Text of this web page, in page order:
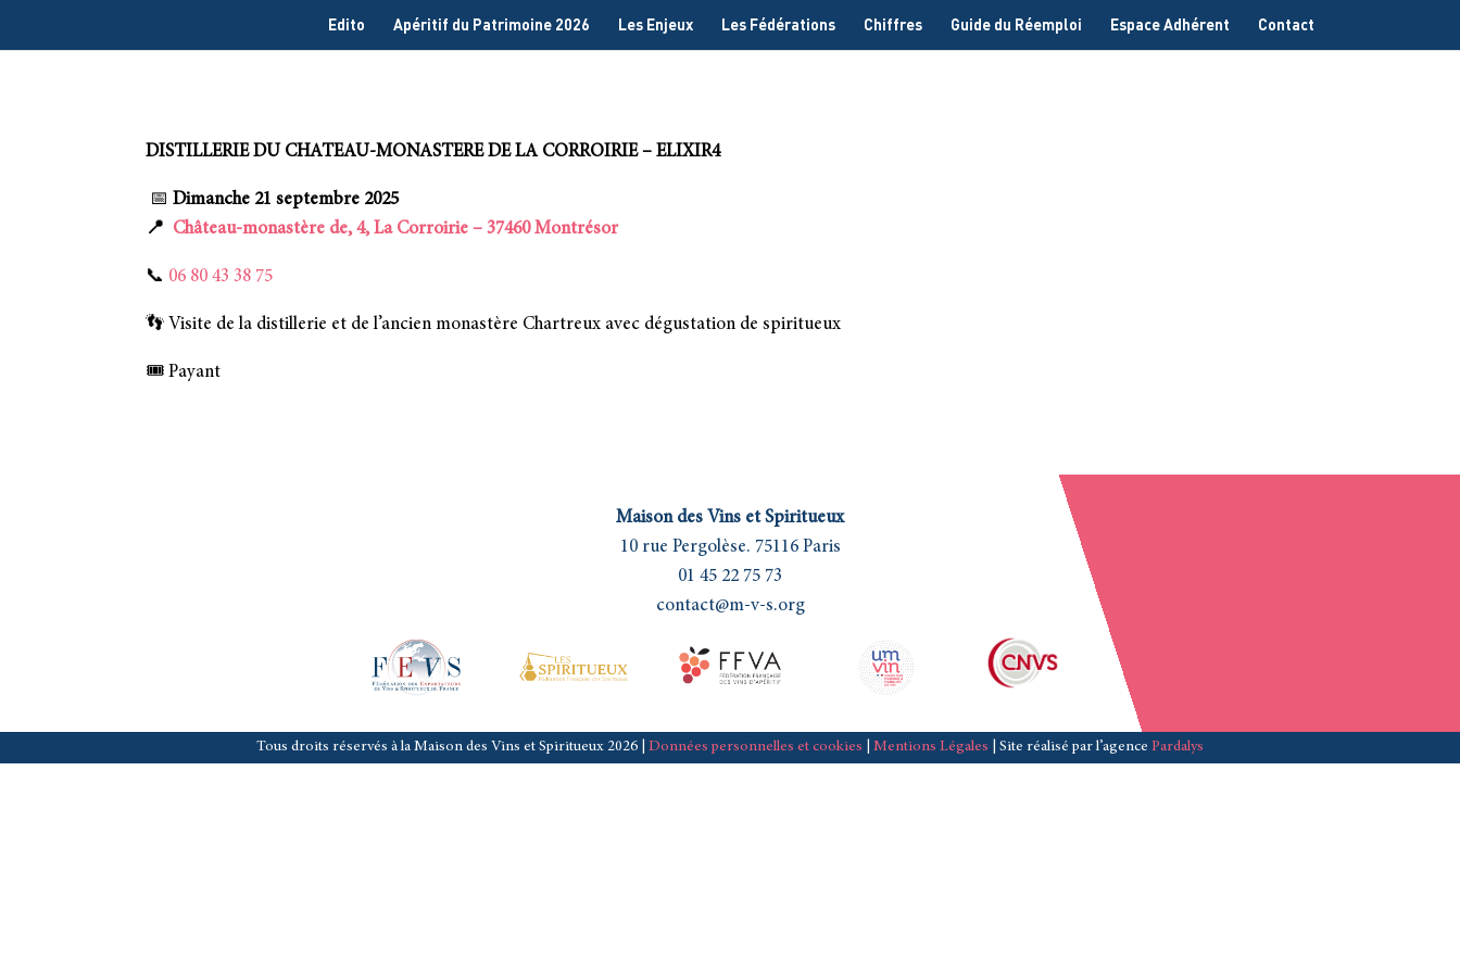
Edito Apéritif du Patrimoine 2026 Les Enjeux Les Fédérations Chiffres Guide du Réemploi Espace Adhérent Contact
DISTILLERIE DU CHATEAU-MONASTERE DE LA CORROIRIE – ELIXIR4
📅Dimanche 21 septembre 2025
📍 Château-monastère de, 4, La Corroirie – 37460 Montrésor
📞 06 80 43 38 75
👣 Visite de la distillerie et de l’ancien monastère Chartreux avec dégustation de spiritueux
🎟️ Payant
Maison des Vins et Spiritueux
10 rue Pergolèse. 75116 Paris
01 45 22 75 73
contact@m-v-s.org
Tous droits réservés à la Maison des Vins et Spiritueux 2026 | Données personnelles et cookies Mentions Légales | Site réalisé par l’agence Pardalys